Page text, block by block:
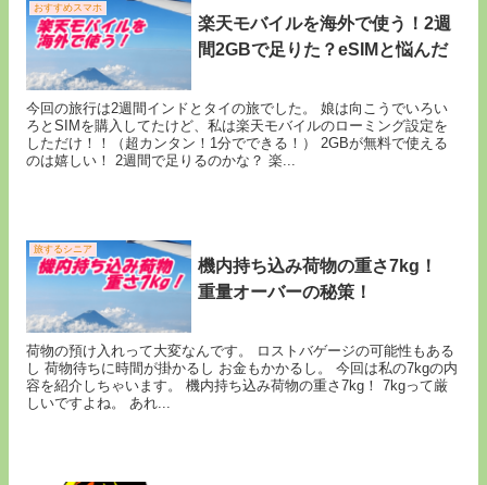
おすすめスマホ
楽天モバイルを海外で使う！2週
間2GBで足りた？eSIMと悩んだ
今回の旅行は2週間インドとタイの旅でした。 娘は向こうでいろい
ろとSIMを購入してたけど、私は楽天モバイルのローミング設定を
しただけ！！（超カンタン！1分でできる！） 2GBが無料で使える
のは嬉しい！ 2週間で足りるのかな？ 楽...
旅するシニア
機内持ち込み荷物の重さ7kg！
重量オーバーの秘策！
荷物の預け入れって大変なんです。 ロストバゲージの可能性もある
し 荷物待ちに時間が掛かるし お金もかかるし。 今回は私の7kgの内
容を紹介しちゃいます。 機内持ち込み荷物の重さ7kg！ 7kgって厳
しいですよね。 あれ...